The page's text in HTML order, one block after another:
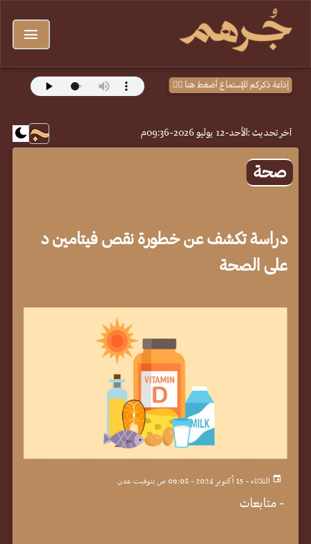
إذاعة ذكركم للإستماع أضغط هنا 👈🏻
آخر تحديث :الأحد-12 يوليو 2026-09:36م
صحة
دراسة تكشف عن خطورة نقص فيتامين د
على الصحة
الثلاثاء - 15 أكتوبر 2024 - 06:08 ص بتوقيت عدن
- متابعات